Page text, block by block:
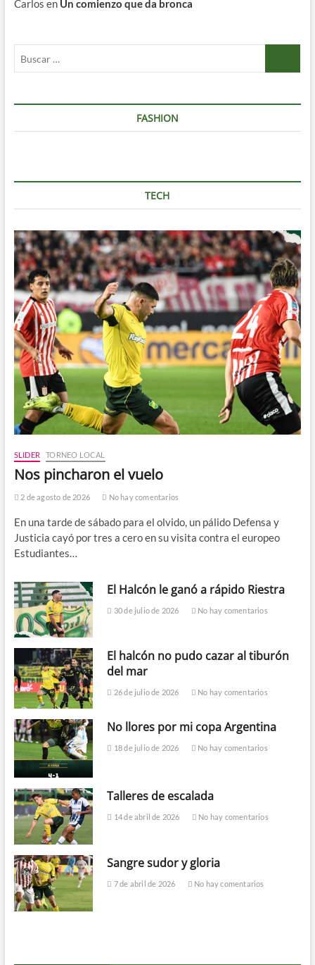
Carlos en Un comienzo que da bronca
FASHION
TECH
SLIDER TORNEO LOCAL
Nos pincharon el vuelo
2 de agosto de 2026 No hay comentarios
En una tarde de sábado para el olvido, un pálido Defensa y
Justicia cayó por tres a cero en su visita contra el europeo
Estudiantes…
El Halcón le ganó a rápido Riestra
30 de julio de 2026 No hay comentarios
El halcón no pudo cazar al tiburón
del mar
26 de julio de 2026 No hay comentarios
No llores por mi copa Argentina
18 de julio de 2026 No hay comentarios
Talleres de escalada
14 de abril de 2026 No hay comentarios
Sangre sudor y gloria
7 de abril de 2026 No hay comentarios